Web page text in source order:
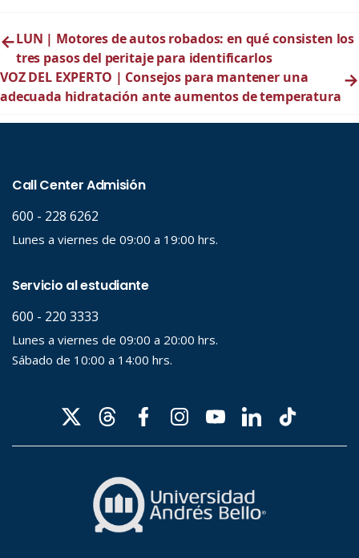
←LUN | Motores de autos robados: en qué consisten los
tres pasos del peritaje para identificarlos
VOZ DEL EXPERTO | Consejos para mantener una
adecuada hidratación ante aumentos de temperatura
→